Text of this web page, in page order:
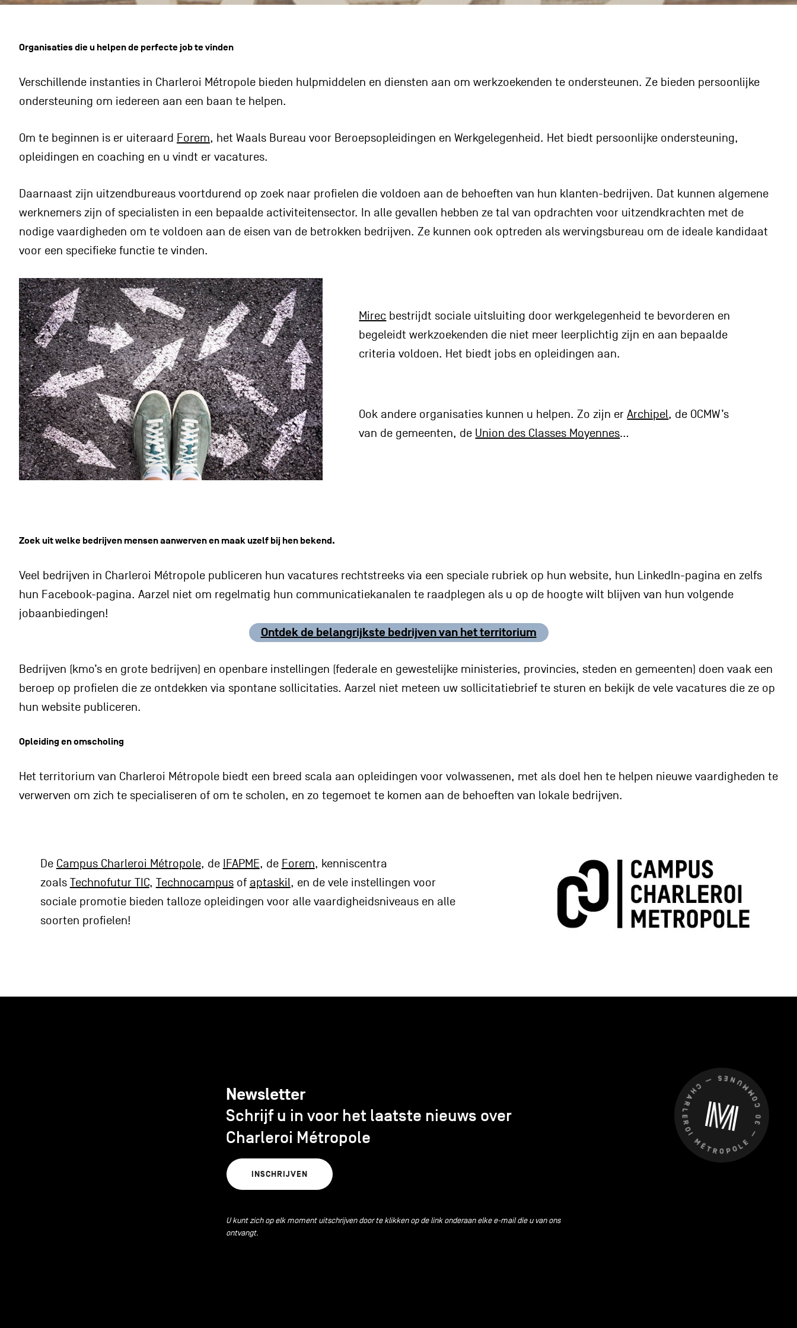
Organisaties die u helpen de perfecte job te vinden
Verschillende instanties in Charleroi Métropole bieden hulpmiddelen en diensten aan om werkzoekenden te ondersteunen. Ze bieden persoonlijke
ondersteuning om iedereen aan een baan te helpen.
Om te beginnen is er uiteraard Forem, het Waals Bureau voor Beroepsopleidingen en Werkgelegenheid. Het biedt persoonlijke ondersteuning,
opleidingen en coaching en u vindt er vacatures.
Daarnaast zijn uitzendbureaus voortdurend op zoek naar profielen die voldoen aan de behoeften van hun klanten-bedrijven. Dat kunnen algemene
werknemers zijn of specialisten in een bepaalde activiteitensector. In alle gevallen hebben ze tal van opdrachten voor uitzendkrachten met de
nodige vaardigheden om te voldoen aan de eisen van de betrokken bedrijven. Ze kunnen ook optreden als wervingsbureau om de ideale kandidaat
voor een specifieke functie te vinden.
Mirec bestrijdt sociale uitsluiting door werkgelegenheid te bevorderen en
begeleidt werkzoekenden die niet meer leerplichtig zijn en aan bepaalde
criteria voldoen. Het biedt jobs en opleidingen aan.
Ook andere organisaties kunnen u helpen. Zo zijn erArchipel, de OCMW’s
van de gemeenten, de Union des Classes Moyennes…
Zoek uit welke bedrijven mensen aanwerven en maak uzelf bij hen bekend.
Veel bedrijven in Charleroi Métropole publiceren hun vacatures rechtstreeks via een speciale rubriek op hun website, hun LinkedIn-pagina en zelfs
hun Facebook-pagina. Aarzel niet om regelmatig hun communicatiekanalen te raadplegen als u op de hoogte wilt blijven van hun volgende
jobaanbiedingen!
Ontdek de belangrijkste bedrijven van het territorium
Bedrijven (kmo’s en grote bedrijven) en openbare instellingen (federale en gewestelijke ministeries, provincies, steden en gemeenten) doen vaak een
beroep op profielen die ze ontdekken via spontane sollicitaties. Aarzel niet meteen uw sollicitatiebrief te sturen en bekijk de vele vacatures die ze op
hun website publiceren.
Opleiding en omscholing
Het territorium van Charleroi Métropole biedt een breed scala aan opleidingen voor volwassenen, met als doel hen te helpen nieuwe vaardigheden te
verwerven om zich te specialiseren of om te scholen, en zo tegemoet te komen aan de behoeften van lokale bedrijven.
De Campus Charleroi Métropole, de IFAPME, de Forem, kenniscentra
zoals Technofutur TIC, Technocampusof aptaskil, en de vele instellingen voor
sociale promotie bieden talloze opleidingen voor alle vaardigheidsniveaus en alle
soorten profielen!
CHARLEROI MÉTROPOLE — 30 COMMUNES —
Newsletter
Schrijf u in voor het laatste nieuws over
Charleroi Métropole
INSCHRIJVEN
U kunt zich op elk moment uitschrijven door te klikken op de link onderaan elke e-mail die u van ons
ontvangt.